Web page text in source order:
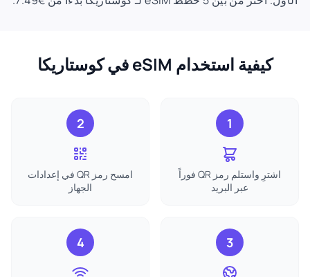
كيفية استخدام eSIM في كوستاريكا
1
اشترِ واستلم رمز QR فوراً
عبر البريد
2
امسح رمز QR في إعدادات
الجهاز
3
4